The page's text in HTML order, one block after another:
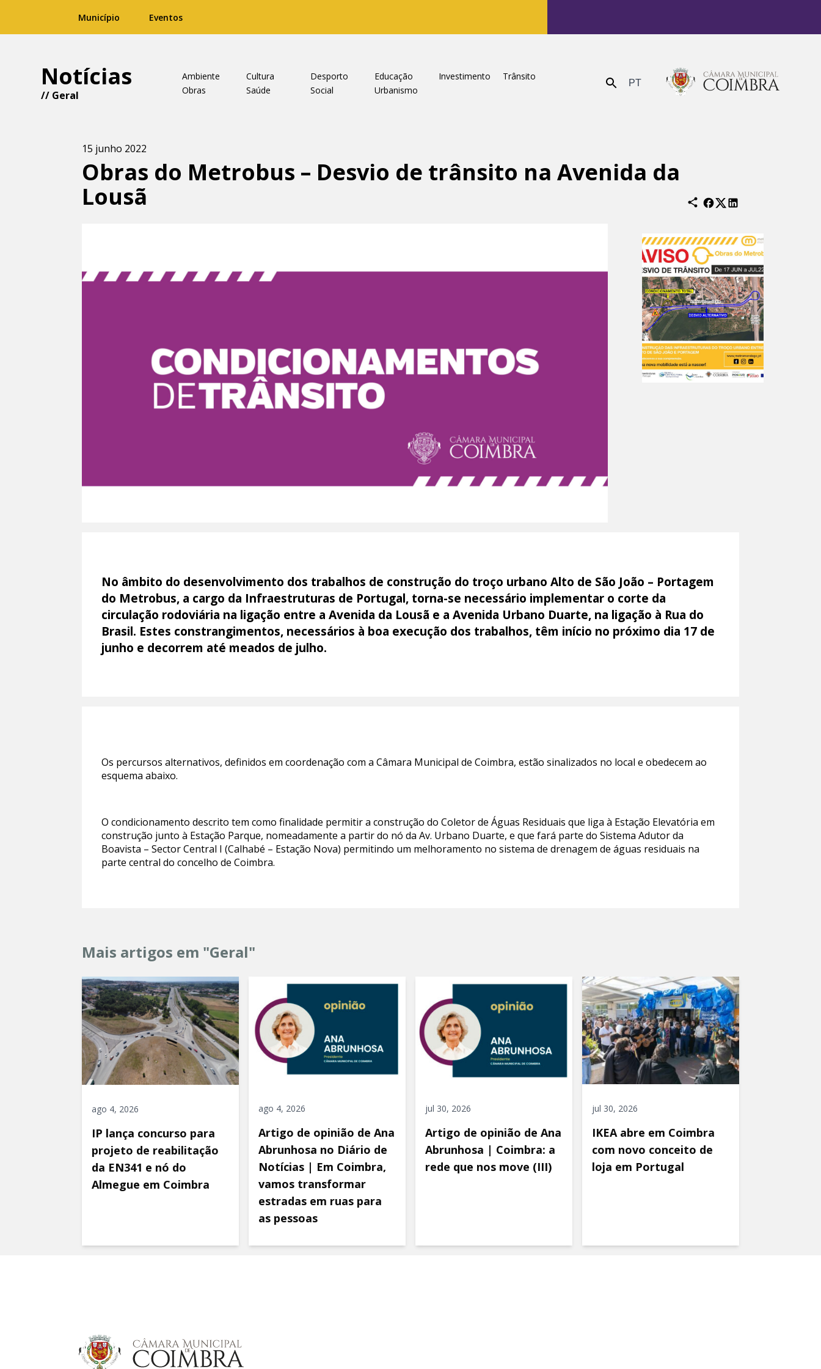
Município Eventos
Notícias
// Geral
Ambiente Cultura Desporto Educação Investimento
Trânsito
Obras
Saúde Social Urbanismo Enviar PT
15 junho 2022
Obras do Metrobus – Desvio de trânsito na Avenida da
Lousã
No âmbito do desenvolvimento dos trabalhos de construção do troço urbano Alto de São João – Portagem
do Metrobus, a cargo da Infraestruturas de Portugal, torna-se necessário implementar o corte da
circulação rodoviária na ligação entre a Avenida da Lousã e a Avenida Urbano Duarte, na ligação à Rua do
Brasil. Estes constrangimentos, necessários à boa execução dos trabalhos, têm início no próximo dia 17 de
junho e decorrem até meados de julho.
Os percursos alternativos, definidos em coordenação com a Câmara Municipal de Coimbra, estão sinalizados no local e obedecem ao
esquema abaixo.
O condicionamento descrito tem como finalidade permitir a construção do Coletor de Águas Residuais que liga à Estação Elevatória em
construção junto à Estação Parque, nomeadamente a partir do nó da Av. Urbano Duarte, e que fará parte do Sistema Adutor da
Boavista – Sector Central I (Calhabé – Estação Nova) permitindo um melhoramento no sistema de drenagem de águas residuais na
parte central do concelho de Coimbra.
Mais artigos em "Geral"
ago 4, 2026
IP lança concurso para
projeto de reabilitação
da EN341 e nó do
Almegue em Coimbra
ago 4, 2026
Artigo de opinião de Ana
Abrunhosa no Diário de
Notícias | Em Coimbra,
vamos transformar
estradas em ruas para
as pessoas
jul 30, 2026
Artigo de opinião de Ana
Abrunhosa | Coimbra: a
rede que nos move (III)
jul 30, 2026
IKEA abre em Coimbra
com novo conceito de
loja em Portugal